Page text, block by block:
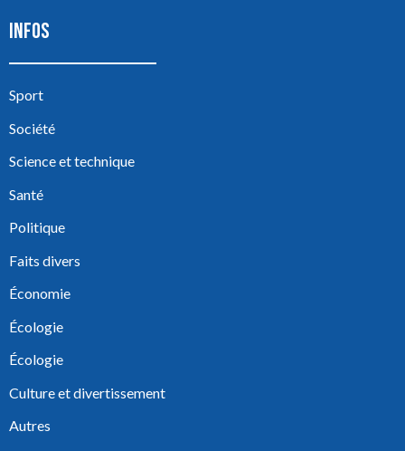
INFOS
Sport
Société
Science et technique
Santé
Politique
Faits divers
Économie
Écologie
Écologie
Culture et divertissement
Autres